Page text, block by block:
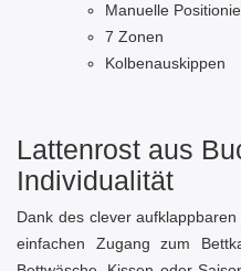
Manuelle
7 Zonen
Kolbenauskippen
Lattenrost aus
Individualität
Dank des clever
einfachen Zugang zum